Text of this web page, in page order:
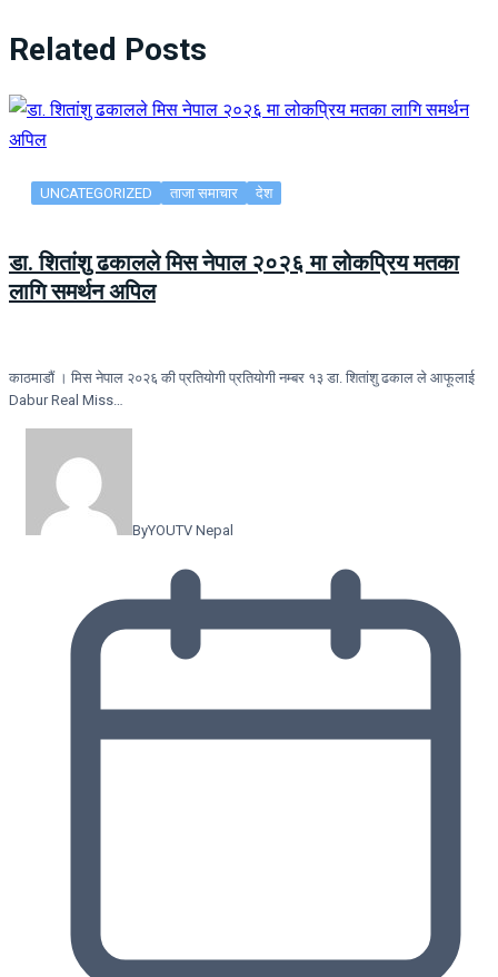
Related Posts
UNCATEGORIZED ताजा समाचार देश
डा. शितांशु ढकालले मिस नेपाल २०२६ मा लोकप्रिय मतका
लागि समर्थन अपिल
काठमाडौं । मिस नेपाल २०२६ की प्रतियोगी प्रतियोगी नम्बर १३ डा. शितांशु ढकाल ले आफूलाई
Dabur Real Miss…
ByYOUTV Nepal